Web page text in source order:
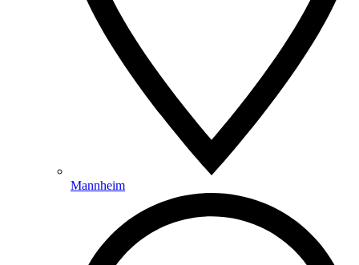
Mannheim